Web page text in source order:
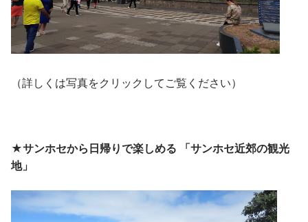
（詳しくは写真をクリックしてご覧ください）
★サンホセから日帰りで楽しめる 「サンホセ近郊の観光
地」